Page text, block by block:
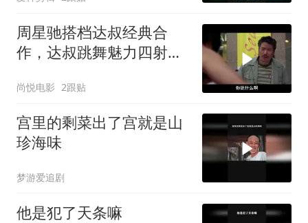
周星驰搭档达叔经典合
作，达叔跳舞魅力四射，
尚悦电影 2跟贴
宫里的剩菜出了宫就是山
珍海味
梦游爱追剧
他是犯了天条嘛